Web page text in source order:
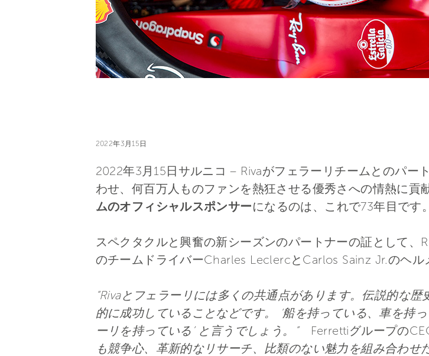
2022年3月15日
2022年3月15日サルニコ – Rivaがフェラーリチームとのパ
わせ、何百万人ものファンを熱狂させる優秀さへの情熱に貢
ムのオフィシャルスポンサーになるのは、これで73年目です。
スペクタクルと興奮の新シーズンのパートナーの証として、
のチームドライバーCharles LeclercとCarlos Sainz Jr.のヘル
“Rivaとフェラーリには多くの共通点があります。伝説的な
的に成功していることなどです。 ‘船を持っている、車を持
ーリを持っている’ と言うでしょう。”Ferrettiグループの
も競争心、革新的なリサーチ、比類のない魅力を組み合わ